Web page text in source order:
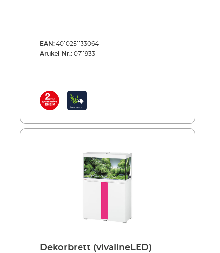
EAN: 4010251133064
Artikel-Nr.: 0711933
Dekorbrett (vivalineLED)